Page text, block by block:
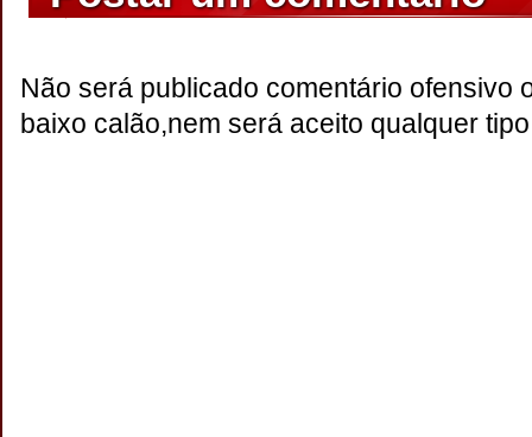
Não será publicado comentário ofensivo
baixo calão,nem será aceito qualquer